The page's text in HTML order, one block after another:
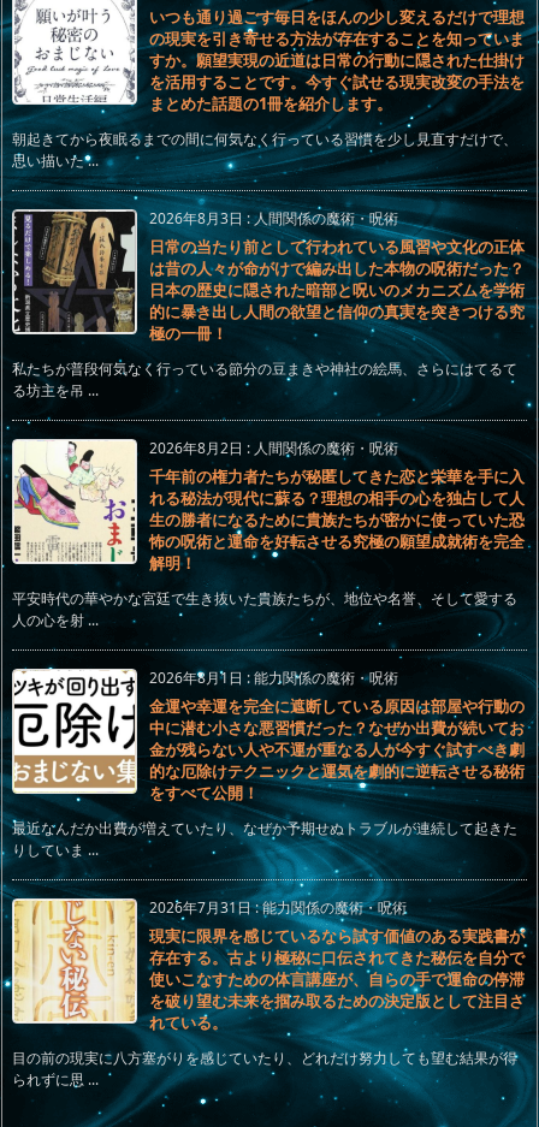
いつも通り過ごす毎日をほんの少し変えるだけで理想
の現実を引き寄せる方法が存在することを知っていま
すか。願望実現の近道は日常の行動に隠された仕掛け
を活用することです。今すぐ試せる現実改変の手法を
まとめた話題の1冊を紹介します。
朝起きてから夜眠るまでの間に何気なく行っている習慣を少し見直すだけで、
思い描いた ...
2026年8月3日:人間関係の魔術・呪術
日常の当たり前として行われている風習や文化の正体
は昔の人々が命がけで編み出した本物の呪術だった？
日本の歴史に隠された暗部と呪いのメカニズムを学術
的に暴き出し人間の欲望と信仰の真実を突きつける究
極の一冊！
私たちが普段何気なく行っている節分の豆まきや神社の絵馬、さらにはてるて
る坊主を吊 ...
2026年8月2日 : 人間関係の魔術・呪術
千年前の権力者たちが秘匿してきた恋と栄華を手に入
れる秘法が現代に蘇る？理想の相手の心を独占して人
生の勝者になるために貴族たちが密かに使っていた恐
怖の呪術と運命を好転させる究極の願望成就術を完全
解明！
平安時代の華やかな宮廷で生き抜いた貴族たちが、地位や名誉、そして愛する
人の心を射 ...
2026年8月1日 :能力関係の魔術・呪術
金運や幸運を完全に遮断している原因は部屋や行動の
中に潜む小さな悪習慣だった？なぜか出費が続いてお
金が残らない人や不運が重なる人が今すぐ試すべき劇
的な厄除けテクニックと運気を劇的に逆転させる秘術
をすべて公開！
最近なんだか出費が増えていたり、なぜか予期せぬトラブルが連続して起きた
りしていま ...
2026年7月31日:能力関係の魔術・呪術
現実に限界を感じているなら試す価値のある実践書が
存在する。古より極秘に口伝されてきた秘伝を自分で
使いこなすための体言講座が、自らの手で運命の停滞
を破り望む未来を掴み取るための決定版として注目さ
れている。
目の前の現実に八方塞がりを感じていたり、どれだけ努力しても望む結果が得
られずに思 ...